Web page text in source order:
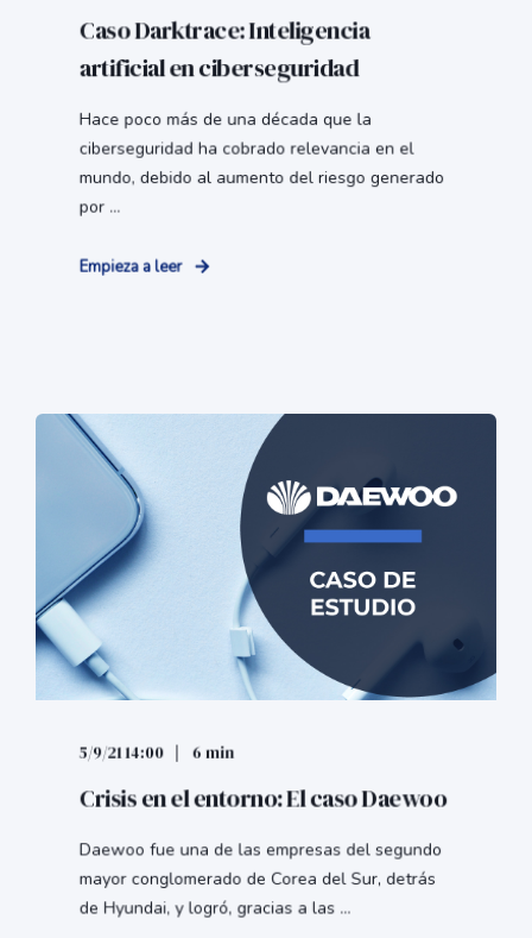
Caso Darktrace: Inteligencia
artificial en ciberseguridad
Hace poco más de una década que la
ciberseguridad ha cobrado relevancia en el
mundo, debido al aumento del riesgo generado
por ...
Empieza a leer
5/9/21 14:00 6 min
Crisis en el entorno: El caso Daewoo
Daewoo fue una de las empresas del segundo
mayor conglomerado de Corea del Sur, detrás
de Hyundai, y logró, gracias a las ...